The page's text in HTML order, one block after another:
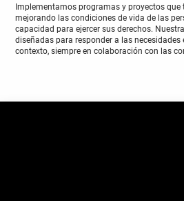
Implementamos programas y proyectos
mejorando las condiciones de vida de las
capacidad para ejercer sus derechos.
diseñadas para responder a las necesidades
contexto, siempre en colaboración con las